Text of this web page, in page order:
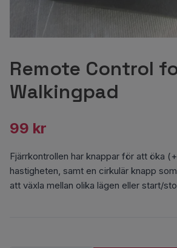
Remote Control
Walkingpad
99 kr
Fjärrkontrollen har knappar för att öka
hastigheten, samt en cirkulär knapp
att växla mellan olika lägen eller start/sto